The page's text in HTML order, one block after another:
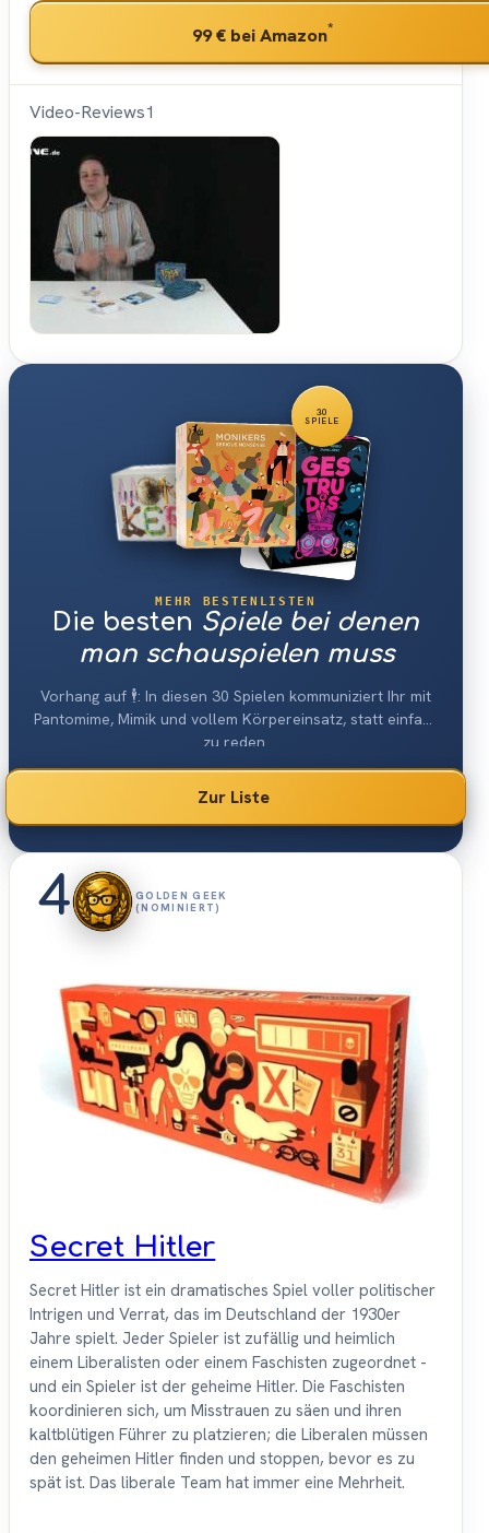
99 € bei Amazon*
Video-Reviews1
30
SPIELE
MEHR BESTENLISTEN
Die besten Spiele bei denen
man schauspielen muss
Vorhang auf 🕴: In diesen 30 Spielen kommuniziert Ihr mit
Pantomime, Mimik und vollem Körpereinsatz, statt einfach
zu reden.
Zur Liste
4
GOLDEN GEEK
(NOMINIERT)
Secret Hitler
Secret Hitler ist ein dramatisches Spiel voller politischer
Intrigen und Verrat, das im Deutschland der 1930er
Jahre spielt. Jeder Spieler ist zufällig und heimlich
einem Liberalisten oder einem Faschisten zugeordnet -
und ein Spieler ist der geheime Hitler. Die Faschisten
koordinieren sich, um Misstrauen zu säen und ihren
kaltblütigen Führer zu platzieren; die Liberalen müssen
den geheimen Hitler finden und stoppen, bevor es zu
spät ist. Das liberale Team hat immer eine Mehrheit.